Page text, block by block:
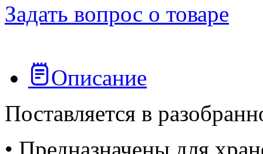
Задать вопрос о товаре
Описание
Поставляется в
• Предназначены для